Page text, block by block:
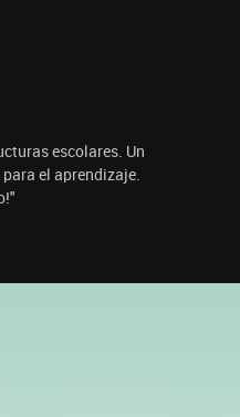
escolares. Un
el aprendizaje.